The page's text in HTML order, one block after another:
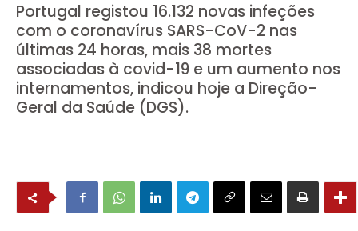
Portugal registou 16.132 novas infeções
com o coronavírus SARS-CoV-2 nas
últimas 24 horas, mais 38 mortes
associadas à covid-19 e um aumento nos
internamentos, indicou hoje a Direção-
Geral da Saúde (DGS).